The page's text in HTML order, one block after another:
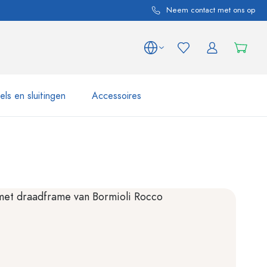
Neem contact met ons op
en sluitingen Accessoires
Nu winkelen